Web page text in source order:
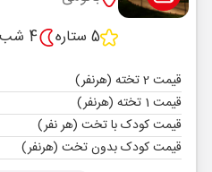
5 ستاره
4 شب
قیمت 2 تخته (هرنفر)
قیمت 1 تخته (هرنفر)
قیمت کودک با تخت (هر نفر)
قیمت کودک بدون تخت (هرنفر)